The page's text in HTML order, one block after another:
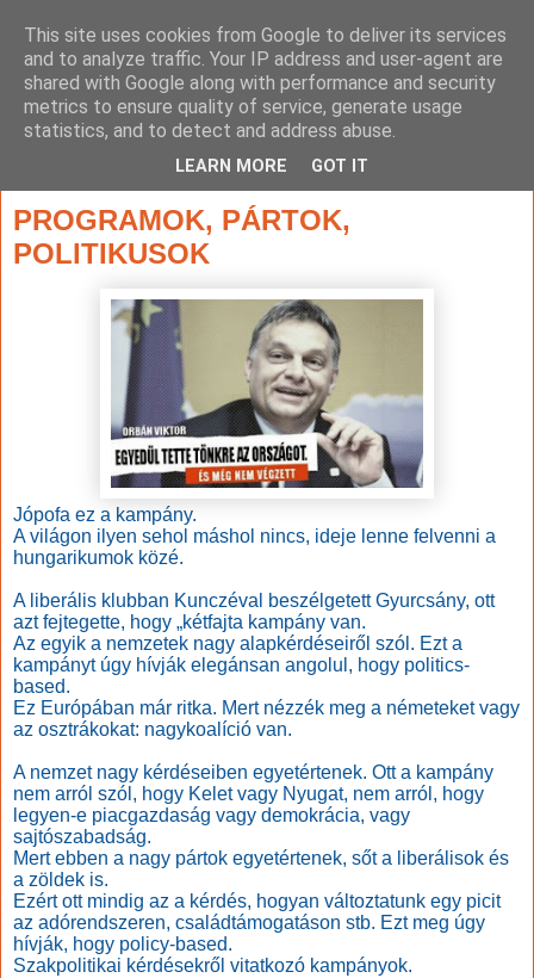
PROGRAMOK, PÁRTOK,
POLITIKUSOK
Jópofa ez a kampány.
A világon ilyen sehol máshol nincs, ideje lenne felvenni a
hungarikumok közé.
A liberális klubban Kunczéval beszélgetett Gyurcsány, ott
azt fejtegette, hogy „kétfajta kampány van.
Az egyik a nemzetek nagy alapkérdéseiről szól. Ezt a
kampányt úgy hívják elegánsan angolul, hogy politics-
based.
Ez Európában már ritka. Mert nézzék meg a németeket vagy
az osztrákokat: nagykoalíció van.
A nemzet nagy kérdéseiben egyetértenek. Ott a kampány
nem arról szól, hogy Kelet vagy Nyugat, nem arról, hogy
legyen-e piacgazdaság vagy demokrácia, vagy
sajtószabadság.
Mert ebben a nagy pártok egyetértenek, sőt a liberálisok és
a zöldek is.
Ezért ott mindig az a kérdés, hogyan változtatunk egy picit
az adórendszeren, családtámogatáson stb. Ezt meg úgy
hívják, hogy policy-based.
Szakpolitikai kérdésekről vitatkozó kampányok.
This site uses cookies from Google to deliver its services
and to analyze traffic. Your IP address and user-agent are
shared with Google along with performance and security
metrics to ensure quality of service, generate usage
statistics, and to detect and address abuse.
LEARN MORE GOT IT